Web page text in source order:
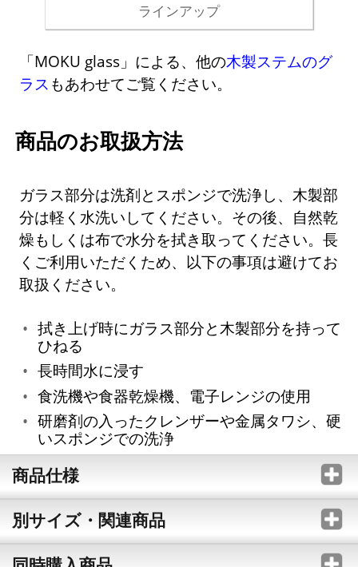
ラインアップ
「MOKU glass」による、他の木製ステムのグ
ラス もあわせてご覧ください。
商品のお取扱方法
ガラス部分は洗剤とスポンジで洗浄し、木製部
分は軽く水洗いしてください。その後、自然乾
燥もしくは布で水分を拭き取ってください。長
くご利用いただくため、以下の事項は避けてお
取扱ください。
拭き上げ時にガラス部分と木製部分を持って
ひねる
長時間水に浸す
食洗機や食器乾燥機、電子レンジの使用
研磨剤の入ったクレンザーや金属タワシ、硬
いスポンジでの洗浄
商品仕様
別サイズ・関連商品